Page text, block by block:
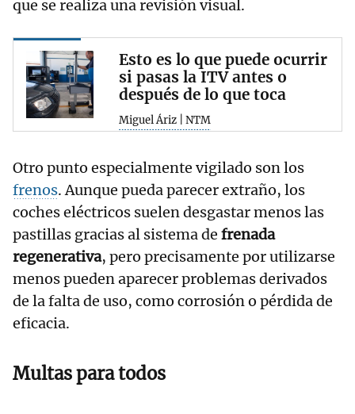
que se realiza una revisión visual.
Esto es lo que puede ocurrir
si pasas la ITV antes o
después de lo que toca
Miguel Áriz | NTM
Otro punto especialmente vigilado son los
frenos. Aunque pueda parecer extraño, los
coches eléctricos suelen desgastar menos las
pastillas gracias al sistema de frenada
regenerativa, pero precisamente por utilizarse
menos pueden aparecer problemas derivados
de la falta de uso, como corrosión o pérdida de
eficacia.
Multas para todos